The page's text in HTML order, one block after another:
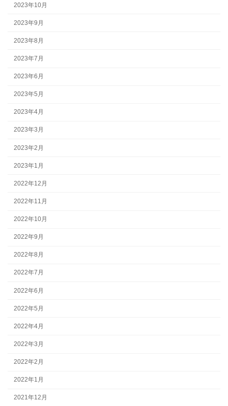
2023年10月
2023年9月
2023年8月
2023年7月
2023年6月
2023年5月
2023年4月
2023年3月
2023年2月
2023年1月
2022年12月
2022年11月
2022年10月
2022年9月
2022年8月
2022年7月
2022年6月
2022年5月
2022年4月
2022年3月
2022年2月
2022年1月
2021年12月